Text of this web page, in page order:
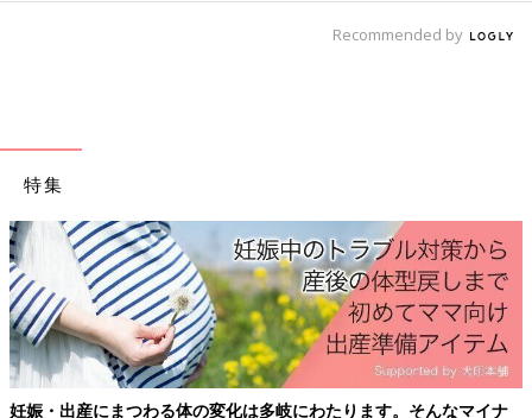
Recommended by
特集
妊娠・出産にまつわる体の変化は多岐にわたります。そんなマイナ